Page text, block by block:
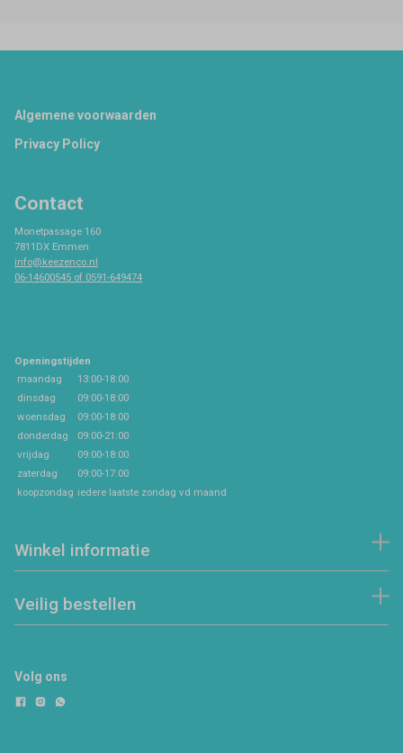
Footer
Algemene voorwaarden
Privacy Policy
Contact
Monetpassage 160
7811DX Emmen
info@keezenco.nl
06-14600545 of 0591-649474
Openingstijden
maandag
13:00-18:00
dinsdag
09:00-18:00
woensdag
09:00-18:00
donderdag
09:00-21:00
vrijdag
09:00-18:00
zaterdag
09:00-17:00
koopzondag iedere laatste zondag vd maand
Winkel informatie
Veilig bestellen
Volg ons